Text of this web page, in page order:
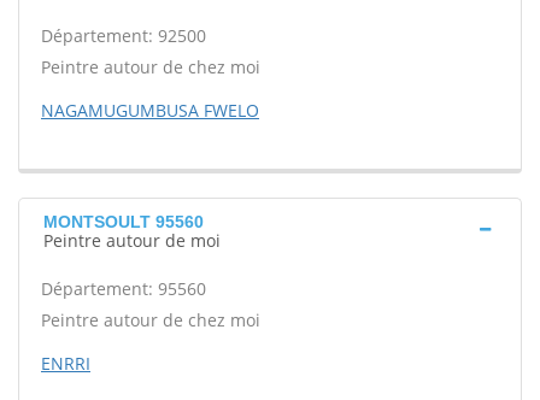
Département: 92500
Peintre autour de chez moi
NAGAMUGUMBUSA FWELO
MONTSOULT 95560
Peintre autour de moi
Département: 95560
Peintre autour de chez moi
ENRRI